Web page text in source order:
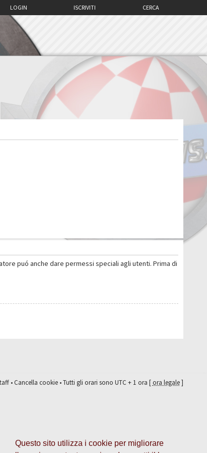
Questo sito utilizza i cookie per migliorare
CERCA
ISCRIVITI
LOGIN
puó anche dare permessi speciali agli utenti. Prima di
•Cancella cookie• Tutti gli orari sono UTC + 1 ora [ora legale]